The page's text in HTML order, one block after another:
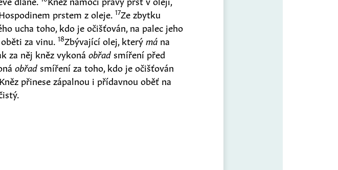
prstem z oleje.17Ze zbytku
ucha toho, kdo je očišťován, na palec jeho
oběti za vinu.18Zbývající olej, který má na
za něj kněz vykonáobřad smíření před
obřad smíření za toho, kdo je očišťován
Kněz přinese zápalnou i přídavnou oběť na